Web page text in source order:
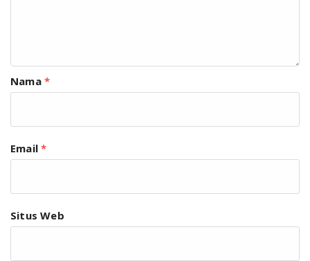
Nama *
Email*
Situs Web